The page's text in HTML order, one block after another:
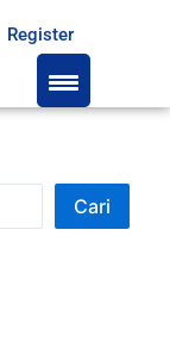
Register
Cari